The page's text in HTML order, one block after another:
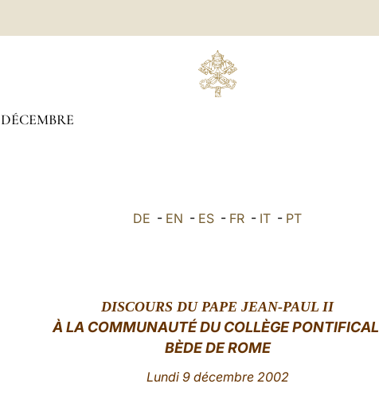
DÉCEMBRE
DE - EN - ES - FR - IT - PT
DISCOURS DU PAPE JEAN-PAUL II
À LA COMMUNAUTÉ DU COLLÈGE PONTIFICAL
BÈDE DE ROME
Lundi 9 décembre 2002